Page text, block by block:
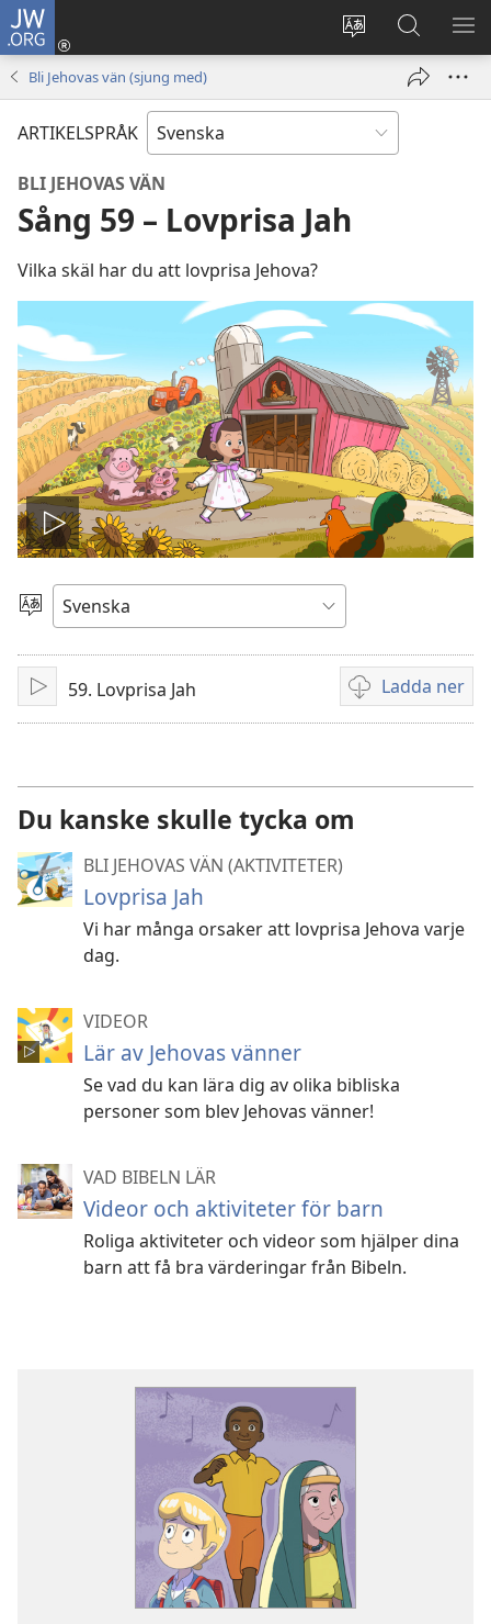
JW.ORG
Ändra
webbplatsens
Logga
fönster)
Sök
på
jw.org
Bli Jehovas vän (sjung med)
ARTIKELSPRÅK
BLI JEHOVAS VÄN
Sång 59 – Lovprisa Jah
Vilka skäl har du att lovprisa Jehova?
Spela
video
Välj
språk
Spela
upp
59. Lovprisa Jah Ladda ner
Valmöjligheter
för
Du kanske skulle tycka om
BLI JEHOVAS VÄN (AKTIVITETER)
Lovprisa Jah
Vi har många orsaker att lovprisa Jehova varje
dag.
VIDEOR
Lär av Jehovas vänner
Se vad du kan lära dig av olika bibliska
personer som blev Jehovas vänner!
VAD BIBELN LÄR
Videor och aktiviteter för barn
Roliga aktiviteter och videor som hjälper dina
barn att få bra värderingar från Bibeln.